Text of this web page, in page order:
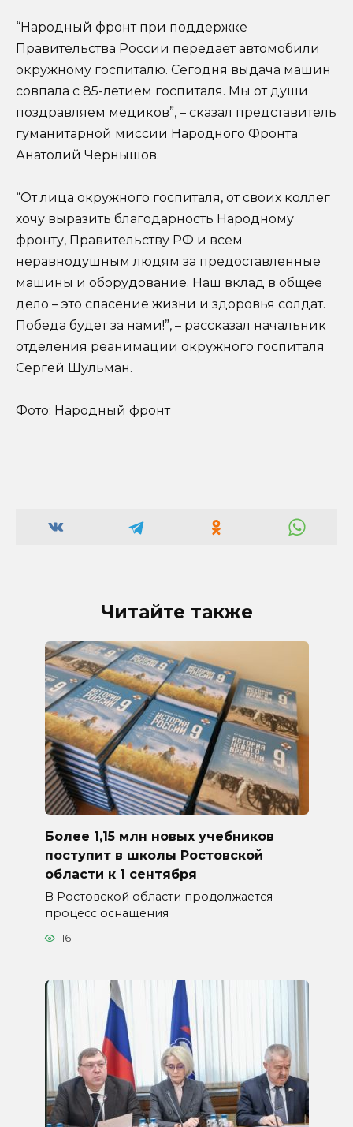
“Народный фронт при поддержке
Правительства России передает автомобили
окружному госпиталю. Сегодня выдача машин
совпала с 85-летием госпиталя. Мы от души
поздравляем медиков”, – сказал представитель
гуманитарной миссии Народного Фронта
Анатолий Чернышов.
“От лица окружного госпиталя, от своих коллег
хочу выразить благодарность Народному
фронту, Правительству РФ и всем
неравнодушным людям за предоставленные
машины и оборудование. Наш вклад в общее
дело – это спасение жизни и здоровья солдат.
Победа будет за нами!”, – рассказал начальник
отделения реанимации окружного госпиталя
Сергей Шульман.
Фото: Народный фронт
Читайте также
Более 1,15 млн новых учебников
поступит в школы Ростовской
области к 1 сентября
В Ростовской области продолжается
процесс оснащения
16